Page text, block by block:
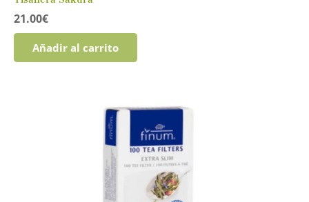
21.00€
Añadir al carrito